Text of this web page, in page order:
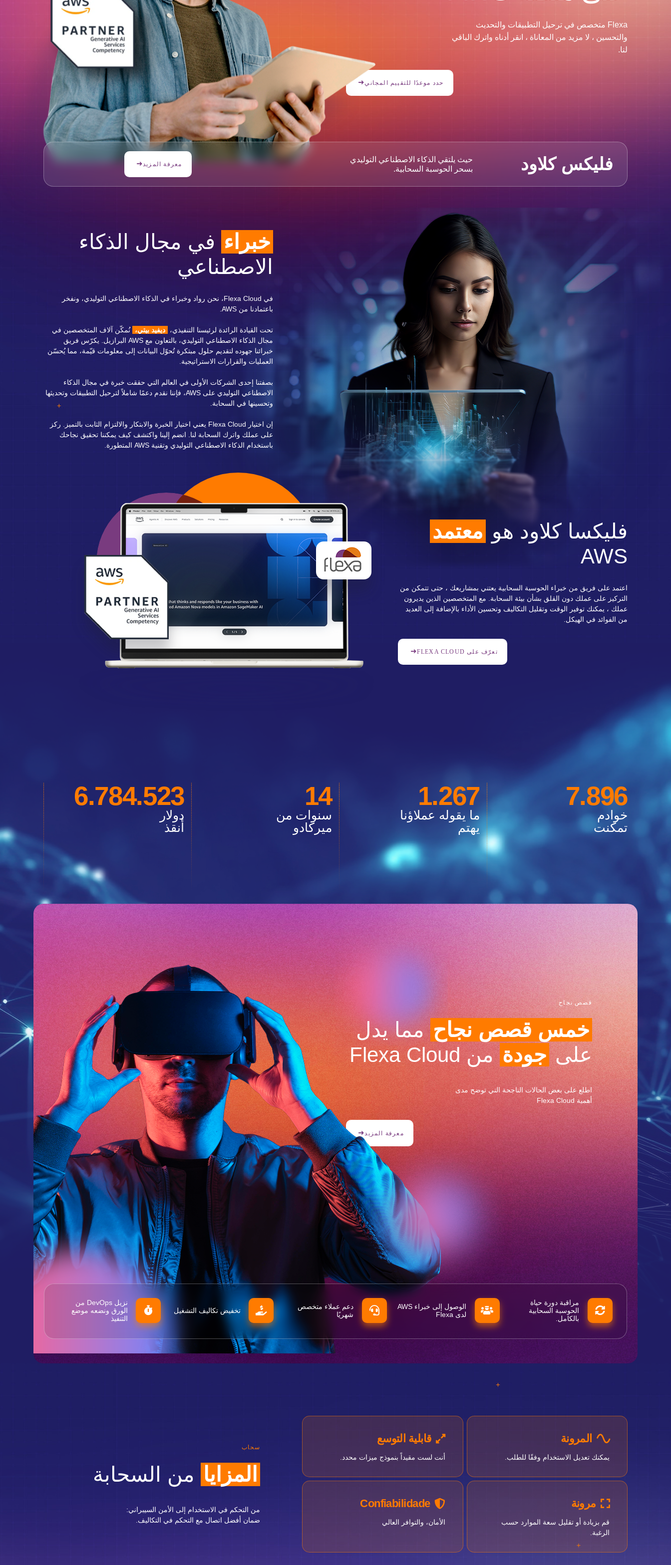
Flexa متخصص في ترحيل التطبيقات والتحديث
والتحسين ، لا مزيد من المعاناة ، انقر أدناه واترك الباقي
لنا.
حدد موعدًا للتقييم المجاني
فليكس كلاود
حيث يلتقي الذكاء الاصطناعي التوليدي
بسحر الحوسبة السحابية.
معرفة المزيد
خبراء في مجال الذكاء
الاصطناعي
في Flexa Cloud، نحن رواد وخبراء في الذكاء الاصطناعي التوليدي، ونفخر
باعتمادنا من AWS.
تحت القيادة الرائدة لرئيسنا التنفيذي، ديفيد بيتي، نُمكّن آلاف المتخصصين في
مجال الذكاء الاصطناعي التوليدي، بالتعاون مع AWS البرازيل. يكرّس فريق
خبرائنا جهوده لتقديم حلول مبتكرة تُحوّل البيانات إلى معلومات قيّمة، مما يُحسّن
العمليات والقرارات الاستراتيجية.
بصفتنا إحدى الشركات الأولى في العالم التي حققت خبرة في مجال الذكاء
الاصطناعي التوليدي على AWS، فإننا نقدم دعمًا شاملاً لترحيل التطبيقات وتحديثها
وتحسينها في السحابة.
إن اختيار Flexa Cloud يعني اختيار الخبرة والابتكار والالتزام الثابت بالتميز. ركز
على عملك واترك السحابة لنا. انضم إلينا واكتشف كيف يمكننا تحقيق نجاحك
باستخدام الذكاء الاصطناعي التوليدي وتقنية AWS المتطورة.
فليكسا كلاود هو معتمد
AWS
اعتمد على فريق من خبراء الحوسبة السحابية يعتني بمشاريعك ، حتى تتمكن من
التركيز على عملك دون القلق بشأن بيئة السحابة. مع المتخصصين الذين يديرون
عملك ، يمكنك توفير الوقت وتقليل التكاليف وتحسين الأداء بالإضافة إلى العديد
من الفوائد في الهيكل.
تعرّف على FLEXA CLOUD
7.896
خوادم
تمكنت
1.267
ما يقوله عملاؤنا
يهتم
14
سنوات من
ميركادو
6.784.523
دولار
أنقذ
قصص نجاح
خمس قصص نجاحمما يدل
علىجودةمن Flexa Cloud
اطلع على بعض الحالات الناجحة التي توضح مدى
أهمية Flexa Cloud
معرفة المزيد
مراقبة دورة حياة
الحوسبة السحابية
بالكامل.
الوصول إلى خبراء AWS
لدى Flexa
دعم عملاء متخصص
شهريًا
تخفيض تكاليف التشغيل
نزيل DevOps من
الورق ونضعه موضع
التنفيذ
المرونة
يمكنك تعديل الاستخدام وفقًا للطلب.
قابلية التوسع
أنت لست مقيداً بنموذج ميزات محدد.
مرونة
قم بزيادة أو تقليل سعة الموارد حسب
الرغبة.
Confiabilidade
الأمان، والتوافر العالي
سحاب
المزايا من السحابة
من التحكم في الاستخدام إلى الأمن السيبراني:
ضمان أفضل اتصال مع التحكم في التكاليف.